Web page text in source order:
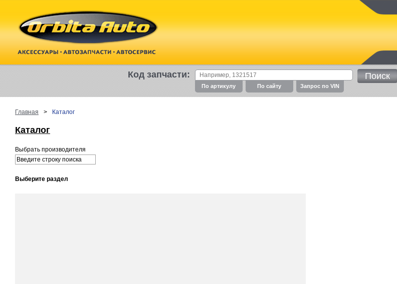
Код запчасти:
По артикулу По cайту Запрос по VIN
Главная > Каталог
Каталог
Выбрать производителя
Выберите раздел